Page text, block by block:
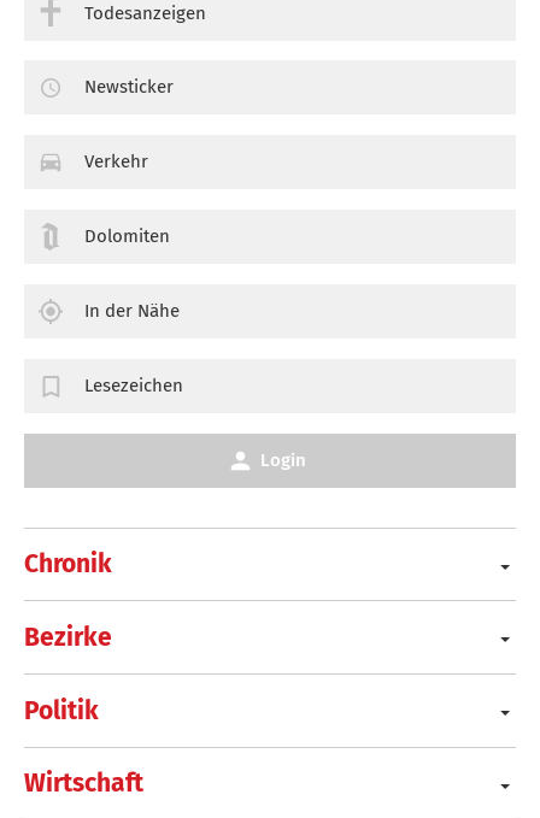
Chronik
Bezirke
Politik
Wirtschaft
Todesanzeigen
Newsticker
Verkehr
Dolomiten
In der Nähe
Lesezeichen
Login